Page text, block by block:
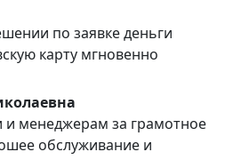
по заявке деньги
карту мгновенно
и менеджерам за грамотное
обслуживание и